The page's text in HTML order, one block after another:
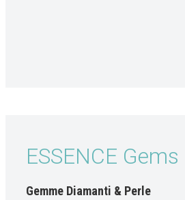
ESSENCE
Gemme Diamanti & Perle